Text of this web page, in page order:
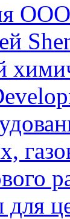
ООО
для